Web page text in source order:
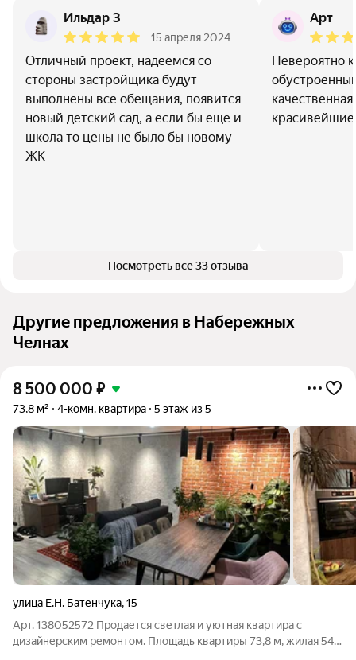
Ильдар З
15 апреля 2024
Отличный проект, надеемся со
стороны застройщика будут
выполнены все обещания, появится
новый детский сад, а если бы еще и
школа то цены не было бы новому
ЖК
Арт
Невероятно
Посмотреть все 33 отзыва
Другие предложения в Набережных
Челнах
8 500 000 ₽
73,8 м² 4-комн. квартира 5 этаж из 5
улица Е.Н. Батенчука,15
Арт. 138052572 Продается светлая и уютная квартира с
дизайнерским ремонтом. Площадь квартиры 73,8 м, жилая 54